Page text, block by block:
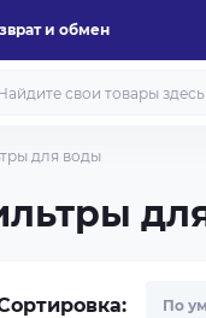
и обмен
для воды